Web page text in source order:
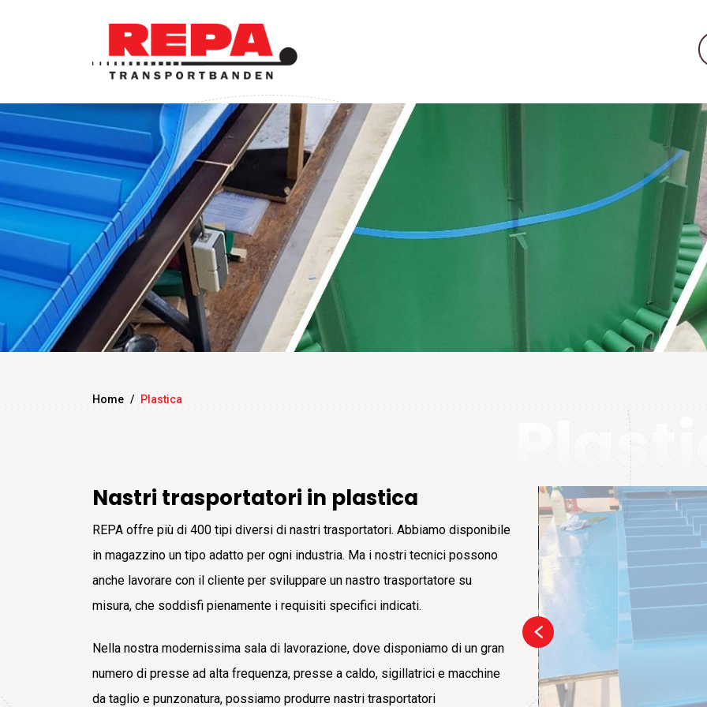
Home / Plastica
Nastri trasportatori in plastica
REPA offre più di 400 tipi diversi di nastri trasportatori. Abbiamo disponibile
in magazzino un tipo adatto per ogni industria. Ma i nostri tecnici possono
anche lavorare con il cliente per sviluppare un nastro trasportatore su
misura, che soddisfi pienamente i requisiti specifici indicati.
Nella nostra modernissima sala di lavorazione, dove disponiamo di un gran
numero di presse ad alta frequenza, presse a caldo, sigillatrici e macchine
da taglio e punzonatura, possiamo produrre nastri trasportatori